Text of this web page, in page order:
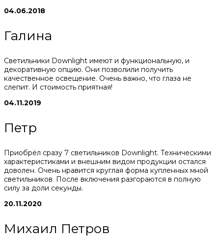
04.06.2018
Галина
Светильники Downlight имеют и функциональную, и
декоративную опцию. Они позволили получить
качественное освещение. Очень важно, что глаза не
слепит. И стоимость приятная!
04.11.2019
Петр
Приобрёл сразу 7 светильников Downlight. Техническими
характеристиками и внешним видом продукции остался
доволен. Очень нравится круглая форма купленных мной
светильников. После включения разгораются в полную
силу за доли секунды.
20.11.2020
Михаил Петров